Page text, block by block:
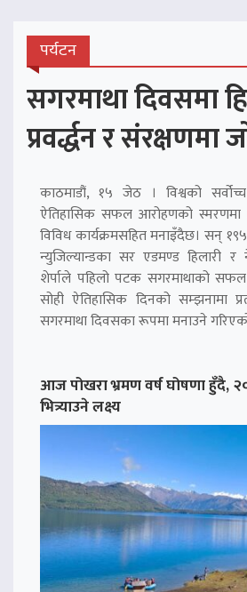
पर्यटन
सगरमाथा दिवसमा
प्रवर्द्धन र संरक्षणमा
काठमाडौं, १५ जेठ । विश्वको
ऐतिहासिक सफल आरोहणको
विविध कार्यक्रमसहित मनाइँदैछ। सन्
न्युजिल्यान्डका सर एडमण्ड हिलारी र
शेर्पाले पहिलो पटक सगरमाथाको
सोही ऐतिहासिक दिनको सम्झनामा
सगरमाथा दिवसका रूपमा मनाउने
आज पोखरा भ्रमण वर्ष घोषणा हुँदै,
भित्र्याउने लक्ष्य